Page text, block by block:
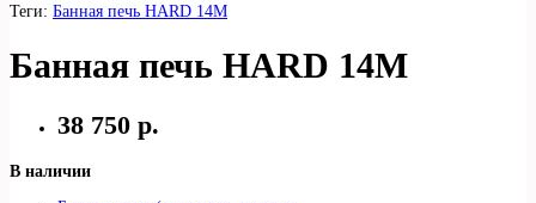
Теги: Банная печь HARD 14М
Банная печь HARD 14М
38 750 р.
В наличии